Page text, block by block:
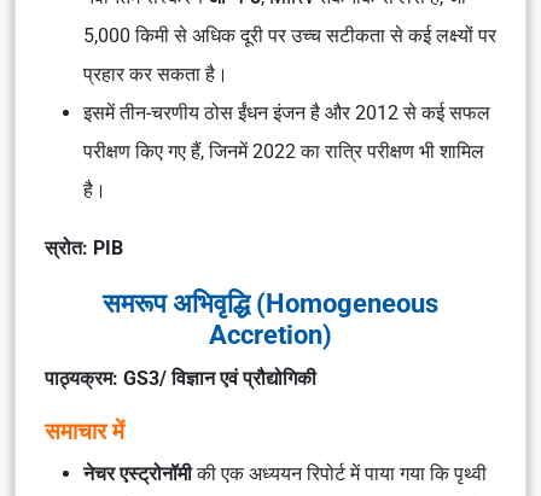
5,000 किमी से अधिक दूरी पर उच्च सटीकता से कई लक्ष्यों पर
प्रहार कर सकता है।
इसमें तीन-चरणीय ठोस ईंधन इंजन है और 2012 से कई सफल
परीक्षण किए गए हैं, जिनमें 2022 का रात्रि परीक्षण भी शामिल
है।
स्रोत: PIB
समरूप अभिवृद्धि (Homogeneous
Accretion)
पाठ्यक्रम: GS3/ विज्ञान एवं प्रौद्योगिकी
समाचार में
नेचर एस्ट्रोनॉमीकी एक अध्ययन रिपोर्ट में पाया गया कि पृथ्वी